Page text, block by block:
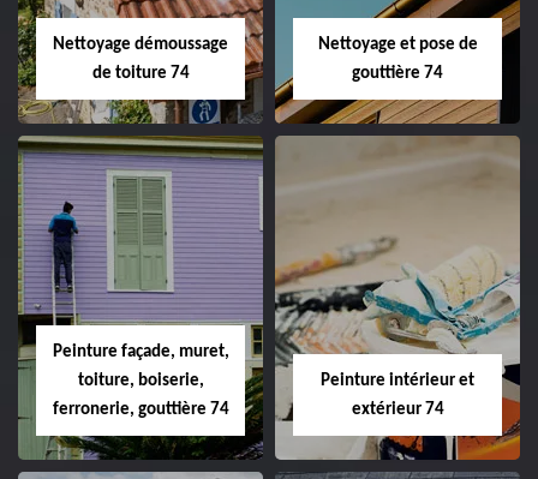
Nettoyage démoussage
de toiture 74
Nettoyage et pose de
gouttière 74
Peinture façade, muret,
toiture, boiserie,
ferronerie, gouttière 74
Peinture intérieur et
extérieur 74